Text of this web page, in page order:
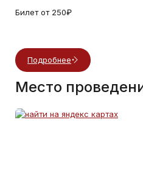
Билет от 250₽
Подробнее
Место